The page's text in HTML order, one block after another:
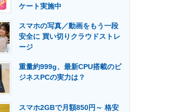
建設×テクノロジーの最前線
ケート実施中
スマホの写真／動画をもう一段
安全に 買い切りクラウドストレ
ージ
重量約999g、最新CPU搭載のビ
ジネスPCの実力は？
スマホ2GBで月額850円～ 格安